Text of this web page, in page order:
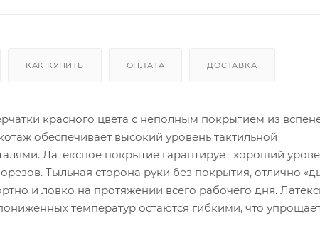
КАК КУПИТЬ ОПЛАТА ДОСТАВКА
красного цвета с неполным покрытием из
обеспечивает высокий уровень тактильной
Латексное покрытие гарантирует хороший
Тыльная сторона руки без покрытия, отлично
и ловко на протяжении всего рабочего дня.
температур остаются гибкими, что